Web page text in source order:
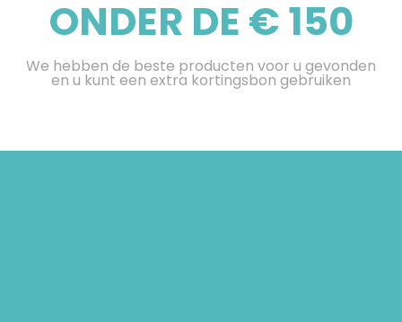
ONDER DE € 150
We hebben de beste producten voor u gevonden
en u kunt een extra kortingsbon gebruiken